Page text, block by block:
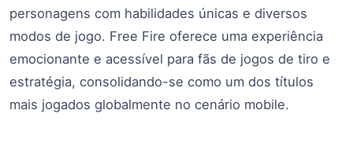
personagens com habilidades únicas e diversos
modos de jogo. Free Fire oferece uma experiência
emocionante e acessível para fãs de jogos de tiro e
estratégia, consolidando-se como um dos títulos
mais jogados globalmente no cenário mobile.